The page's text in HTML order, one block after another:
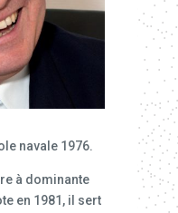
navale 1976.
à dominante
en 1981, il sert